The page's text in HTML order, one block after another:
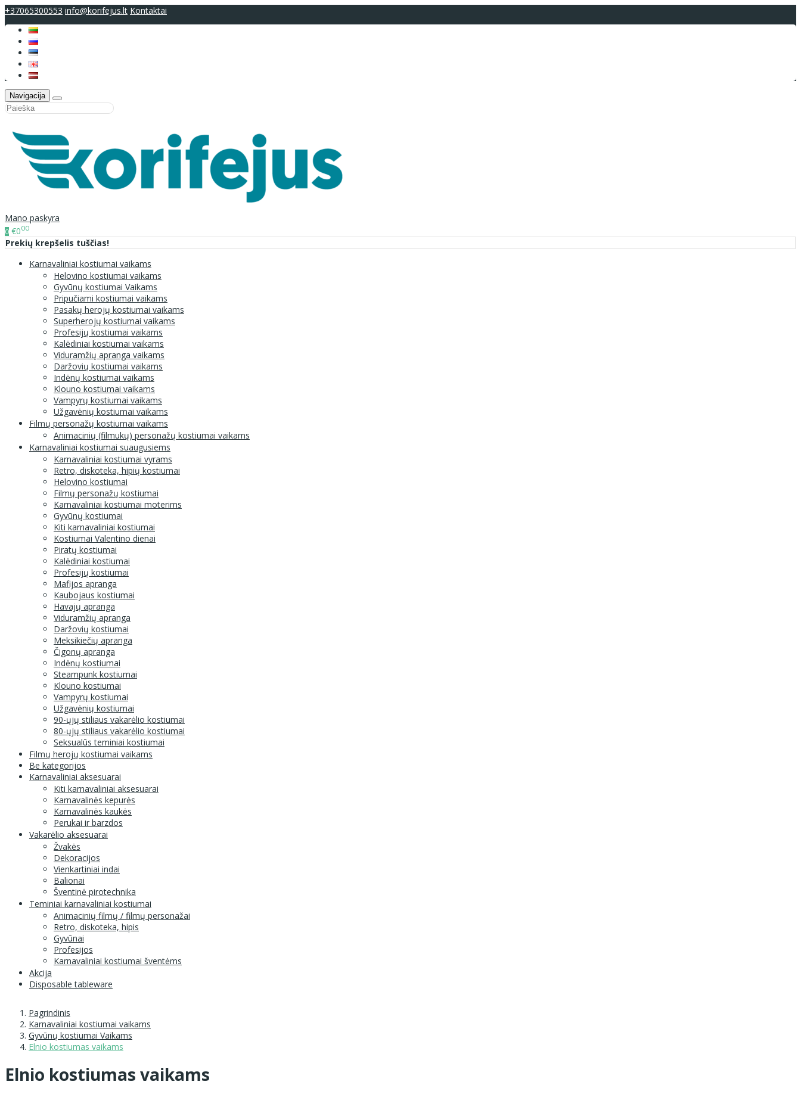
+37065300553 info@korifejus.lt Kontaktai
Navigacija
Mano paskyra
0 €000
Prekių krepšelis tuščias!
Karnavaliniai kostiumai vaikams
Helovino kostiumai vaikams
Gyvūnų kostiumai Vaikams
Pripučiami kostiumai vaikams
Pasakų herojų kostiumai vaikams
Superherojų kostiumai vaikams
Profesijų kostiumai vaikams
Kalėdiniai kostiumai vaikams
Viduramžių apranga vaikams
Daržovių kostiumai vaikams
Indėnų kostiumai vaikams
Klouno kostiumai vaikams
Vampyrų kostiumai vaikams
Užgavėnių kostiumai vaikams
Filmų personažų kostiumai vaikams
Animacinių (filmukų) personažų kostiumai vaikams
Karnavaliniai kostiumai suaugusiems
Karnavaliniai kostiumai vyrams
Retro, diskoteka, hipių kostiumai
Helovino kostiumai
Filmų personažų kostiumai
Karnavaliniai kostiumai moterims
Gyvūnų kostiumai
Kiti karnavaliniai kostiumai
Kostiumai Valentino dienai
Piratų kostiumai
Kalėdiniai kostiumai
Profesijų kostiumai
Mafijos apranga
Kaubojaus kostiumai
Havajų apranga
Viduramžių apranga
Daržovių kostiumai
Meksikiečių apranga
Čigonų apranga
Indėnų kostiumai
Steampunk kostiumai
Klouno kostiumai
Vampyrų kostiumai
Užgavėnių kostiumai
90-ųjų stiliaus vakarėlio kostiumai
80-ųjų stiliaus vakarėlio kostiumai
Seksualūs teminiai kostiumai
Filmų herojų kostiumai vaikams
Be kategorijos
Karnavaliniai aksesuarai
Kiti karnavaliniai aksesuarai
Karnavalinės kepurės
Karnavalinės kaukės
Perukai ir barzdos
Vakarėlio aksesuarai
Žvakės
Dekoracijos
Vienkartiniai indai
Balionai
Šventinė pirotechnika
Teminiai karnavaliniai kostiumai
Animacinių filmų / filmų personažai
Retro, diskoteka, hipis
Gyvūnai
Profesijos
Karnavaliniai kostiumai šventėms
Akcija
Disposable tableware
Pagrindinis
Karnavaliniai kostiumai vaikams
Gyvūnų kostiumai Vaikams
Elnio kostiumas vaikams
Elnio kostiumas vaikams